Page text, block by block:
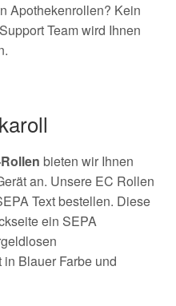
Apothekenrollen? Kein
Team wird Ihnen
bieten wir Ihnen
an. Unsere EC Rollen
Text bestellen. Diese
ein SEPA
Blauer Farbe und